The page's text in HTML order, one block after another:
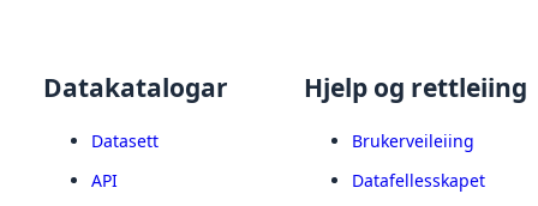
Datakatalogar
Datasett
API
Hjelp og rettleiing
Brukerveileiing
Datafellesskapet